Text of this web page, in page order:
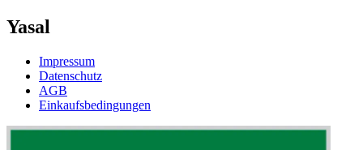
Yasal
Impressum
Datenschutz
AGB
Einkaufsbedingungen